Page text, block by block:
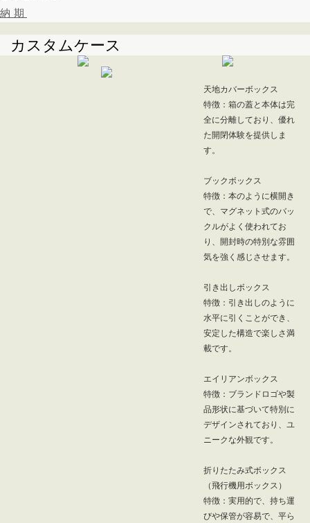
納期
カスタムケース
天地カバーボックス
特徴：箱の蓋と本体は完
全に分離しており、優れ
た開閉体験を提供しま
す。
ブックボックス
特徴：本のように横開き
で、マグネット式のバッ
クルがよく使われてお
り、開封時の特別な雰囲
気を強く感じさせます。
引き出しボックス
特徴：引き出しのように
水平に引くことができ、
安定した構造で楽しさ満
載です。
エイリアンボックス
特徴：ブランドロゴや製
品形状に基づいて特別に
デザインされており、ユ
ニークな外観です。
折りたたみ式ボックス
（飛行機用ボックス）
特徴：実用的で、持ち運
びや保管が容易で、平ら